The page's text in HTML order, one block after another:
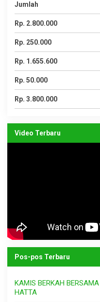
Jumlah
Rp. 2.800.000
Rp. 250.000
Rp. 1.655.600
Rp. 50.000
Rp. 3.800.000
Video Terbaru
Pos-pos Terbaru
KAMIS BERKAH
HATTA